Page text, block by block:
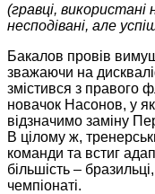
(гравці, використані
несподівані, але
Бакалов провів
зважаючи на
змістився з правого
новачок Насонов, у
відзначимо заміну
В цілому ж,
команди та встиг
більшість –
чемпіонаті.